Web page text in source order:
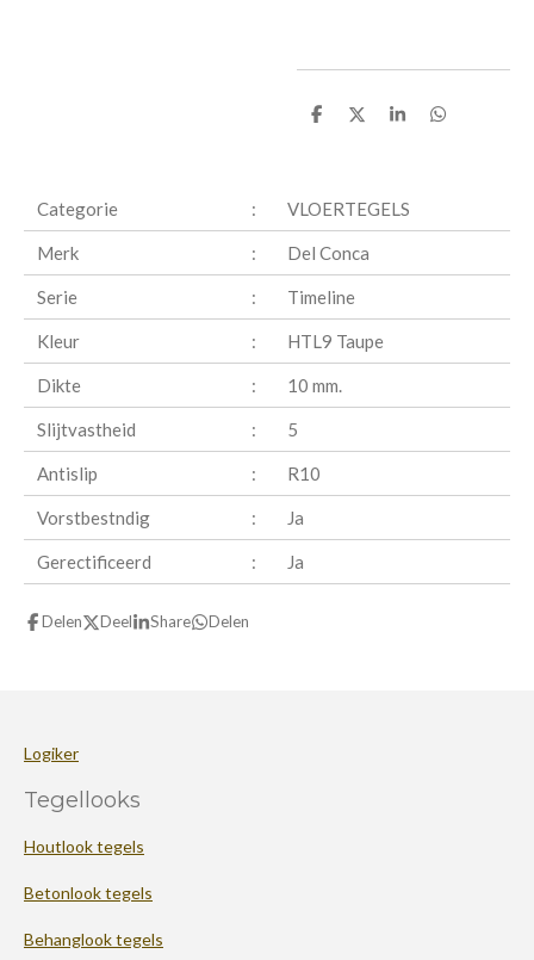
D
D
S
D
Categorie : VLOERTEGELS
Merk : Del Conca
Serie : Timeline
Kleur : HTL9 Taupe
Dikte : 10 mm.
Slijtvastheid : 5
Antislip : R10
Vorstbestndig : Ja
Gerectificeerd : Ja
Delen Deel Share Delen
Logiker
Tegellooks
Houtlook tegels
Betonlook tegels
Behanglook tegels